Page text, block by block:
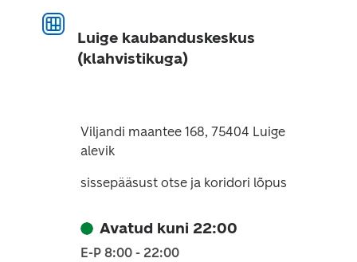
Luige kaubanduskeskus
(klahvistikuga)
Viljandi maantee 168, 75404 Luige
alevik
sissepääsust otse ja koridori lõpus
Avatud kuni 22:00
E-P 8:00 - 22:00